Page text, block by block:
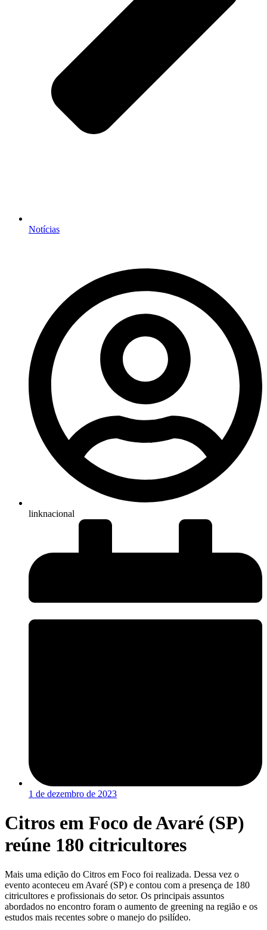
Notícias
linknacional
1 de dezembro de 2023
Citros em Foco de Avaré (SP)
reúne 180 citricultores
Mais uma edição do Citros em Foco foi realizada. Dessa vez o
evento aconteceu em Avaré (SP) e contou com a presença de 180
citricultores e profissionais do setor. Os principais assuntos
abordados no encontro foram o aumento de greening na região e os
estudos mais recentes sobre o manejo do psilídeo.